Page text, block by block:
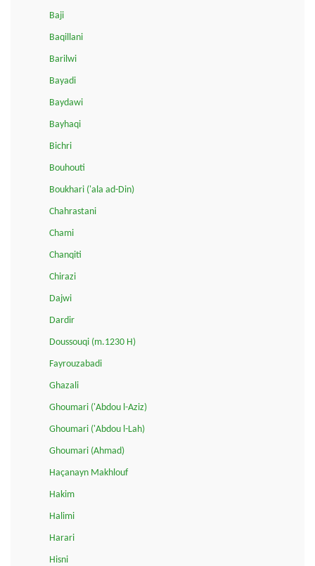
Baji
Baqillani
Barilwi
Bayadi
Baydawi
Bayhaqi
Bichri
Bouhouti
Boukhari ('ala ad-Din)
Chahrastani
Chami
Chanqiti
Chirazi
Dajwi
Dardir
Doussouqi (m.1230 H)
Fayrouzabadi
Ghazali
Ghoumari ('Abdou l-Aziz)
Ghoumari ('Abdou l-Lah)
Ghoumari (Ahmad)
Haçanayn Makhlouf
Hakim
Halimi
Harari
Hisni